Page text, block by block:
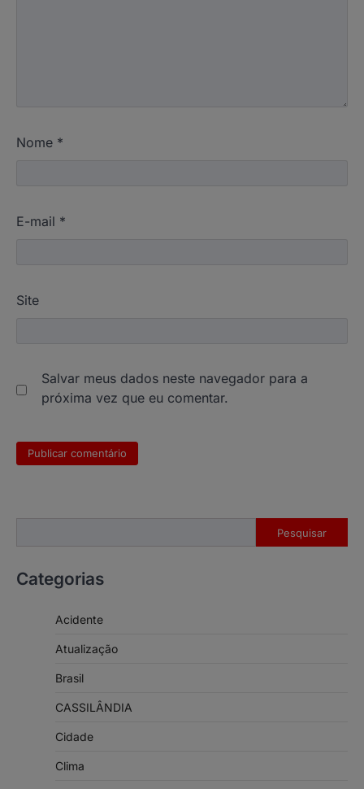
Nome *
E-mail *
Site
Salvar meus dados neste navegador para a
próxima vez que eu comentar.
Pesquisar
Categorias
Acidente
Atualização
Brasil
CASSILÂNDIA
Cidade
Clima